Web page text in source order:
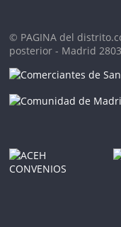
© PAGINA del
posterior - Madrid